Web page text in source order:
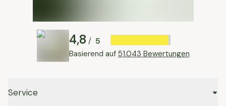
4,8 / 5
Basierend auf 51.043 Bewertungen
Service